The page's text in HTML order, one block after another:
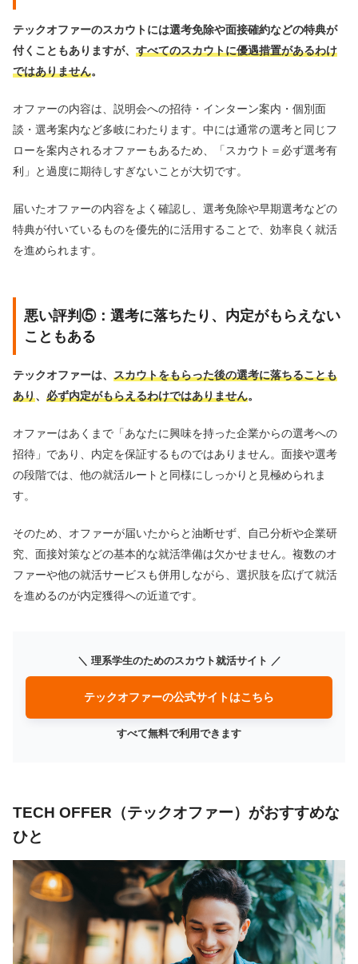
テックオファーのスカウトには選考免除や面接確約などの特典が
付くこともありますが、 すべてのスカウトに優遇措置があるわけ
ではありません。
オファーの内容は、説明会への招待・インターン案内・個別面
談・選考案内など多岐にわたります。中には通常の選考と同じフ
ローを案内されるオファーもあるため、「スカウト＝必ず選考有
利」と過度に期待しすぎないことが大切です。
届いたオファーの内容をよく確認し、選考免除や早期選考などの
特典が付いているものを優先的に活用することで、効率良く就活
を進められます。
悪い評判⑤：選考に落ちたり、内定がもらえない
こともある
テックオファーは、 スカウトをもらった後の選考に落ちることも
あり、 必ず内定がもらえるわけではありません。
オファーはあくまで「あなたに興味を持った企業からの選考への
招待」であり、内定を保証するものではありません。面接や選考
の段階では、他の就活ルートと同様にしっかりと見極められま
す。
そのため、オファーが届いたからと油断せず、自己分析や企業研
究、面接対策などの基本的な就活準備は欠かせません。複数のオ
ファーや他の就活サービスも併用しながら、選択肢を広げて就活
を進めるのが内定獲得への近道です。
＼ 理系学生のためのスカウト就活サイト ／
テックオファーの公式サイトはこちら
すべて無料で利用できます
TECH OFFER（テックオファー）がおすすめな
ひと